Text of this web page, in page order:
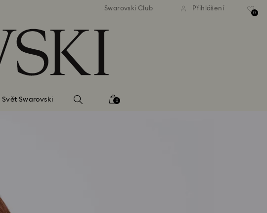
Bezplatné standardní dodání při
objednávce nad 2 460 Kč
Bezplatné standardní
objednávce nad 2 460
Swarovski Club Přihlášení
0
Svět Swarovski 0